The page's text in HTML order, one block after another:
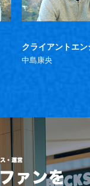
クライアントエン
中島康央